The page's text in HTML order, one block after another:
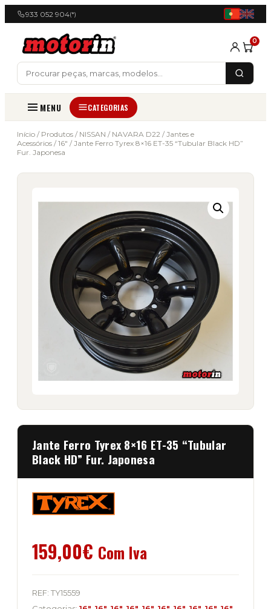
933 052 904(*)
0
MENU CATEGORIAS
Início / Produtos / NISSAN / NAVARA D22 / Jantes e
Acessórios / 16" / Jante Ferro Tyrex 8×16 ET-35 “Tubular Black HD”
Fur. Japonesa
Jante Ferro Tyrex 8×16 ET-35 “Tubular
Black HD” Fur. Japonesa
159,00€ Com Iva
REF: TY15559